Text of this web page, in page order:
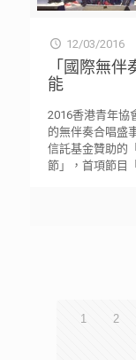
12/03/2016
「國際無
能
2016香港青年協
的無伴奏合唱盛
信託基金贊助的
節」，首項節目
1 2